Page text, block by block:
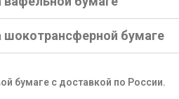
шокотрансферной бумаге
бумаге с доставкой по России.